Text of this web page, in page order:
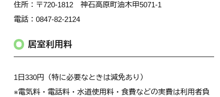
住所：〒720-1812 神石高原町油木甲5071-1
電話：0847-82-2124
居室利用料
1日330円（特に必要なときは減免あり）
※電気料・電話料・水道使用料・食費などの実費は利用者負